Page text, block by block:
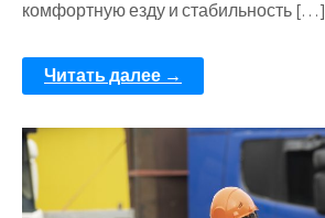
комфортную езду и стабильность […]
Читать далее →